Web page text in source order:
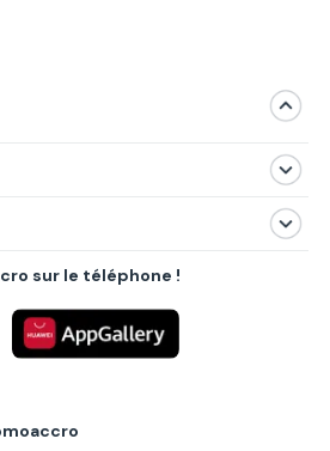
sur le téléphone !